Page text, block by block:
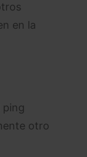
en la
ping
otro